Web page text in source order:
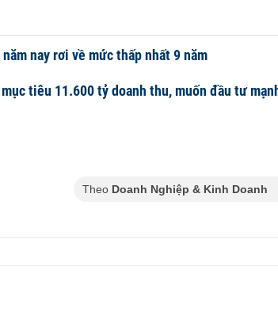
nay rơi về mức thấp nhất 9 năm
tiêu 11.600 tỷ doanh thu, muốn đầu tư
Theo Doanh Nghiệp & Kinh Doanh